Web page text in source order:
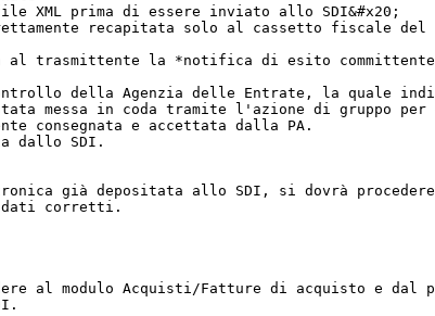
XML prima di essere inviato allo SDI&#x20;
recapitata solo al cassetto fiscale
trasmittente la *notifica di esito
della Agenzia delle Entrate, la quale
messa in coda tramite l'azione di gruppo
consegnata e accettata dalla PA.
dallo SDI.
già depositata allo SDI, si dovrà
dati corretti.
al modulo Acquisti/Fatture di acquisto e dal